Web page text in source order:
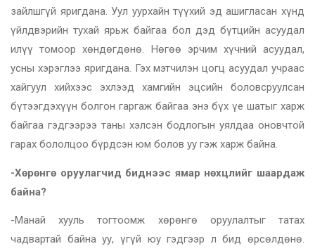
зайлшгүй яригдана. Уул уурхайн түүхий эд ашигласан хүнд
үйлдвэрийн тухай ярьж байгаа бол дэд бүтцийн асуудал
илүү томоор хөндөгдөнө. Нөгөө эрчим хүчний асуудал,
усны хэрэглээ яригдана. Гэх мэтчилэн цогц асуудал учраас
хайгуул хийхээс эхлээд хамгийн эцсийн боловсруулсан
бүтээгдэхүүн болгон гаргаж байгаа энэ бүх үе шатыг харж
байгаа гэдгээрээ таны хэлсэн бодлогын уялдаа оновчтой
гарах бололцоо бүрдсэн юм болов уу гэж харж байна.
-Хөрөнгө оруулагчид биднээс ямар нөхцлийг шаардаж
байна?
-Манай хууль тогтоомж хөрөнгө оруулалтыг татах
чадвартай байна уу, үгүй юу гэдгээр л бид өрсөлдөнө.